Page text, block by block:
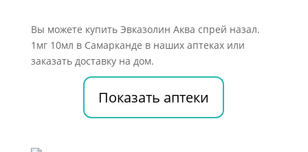
Вы можете купить Эвказолин Аква спрей назал.
1мг 10мл в Самарканде в наших аптеках или
заказать доставку на дом.
Показать аптеки